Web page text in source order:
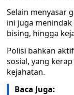
Selain menyasar
ini juga
bising, hingga
Polisi bahkan
sosial, yang
kejahatan.
Baca Juga: